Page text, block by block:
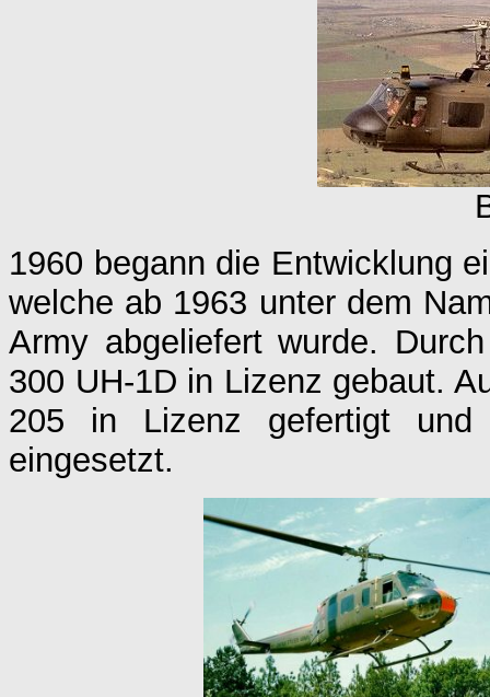
1960 begann die Entwicklung
welche ab 1963 unter dem
Army abgeliefert wurde.
300 UH-1D in Lizenz gebaut.
205 in Lizenz gefertigt
eingesetzt.